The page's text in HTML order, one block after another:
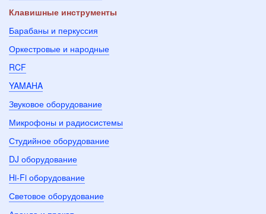
Клавишные инструменты
Барабаны и перкуссия
Оркестровые и народные
RCF
YAMAHA
Звуковое оборудование
Микрофоны и радиосистемы
Студийное оборудование
DJ оборудование
Hi-Fi оборудование
Световое оборудование